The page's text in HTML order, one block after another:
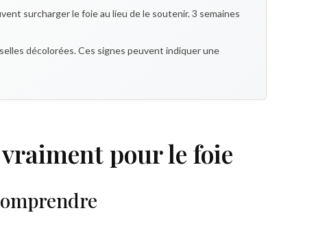
surcharger le foie au lieu de le soutenir. 3 semaines
décolorées. Ces signes peuvent indiquer une
pour le foie